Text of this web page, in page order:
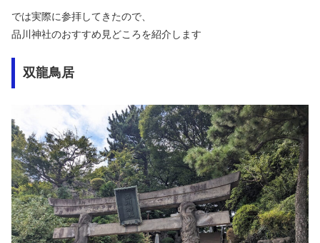
では実際に参拝してきたので、
品川神社のおすすめ見どころを紹介します
双龍鳥居